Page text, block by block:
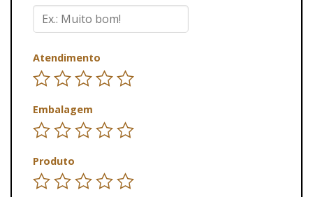
Atendimento
Embalagem
Produto